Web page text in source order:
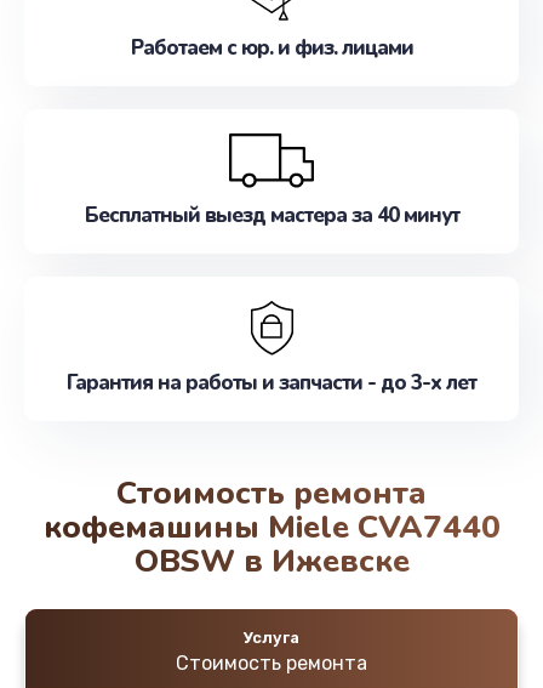
Работаем с юр. и физ. лицами
Бесплатный выезд мастера за 40 минут
Гарантия на работы и запчасти - до 3-х лет
Стоимость ремонта
кофемашины Miele CVA7440
OBSW в Ижевске
Услуга
Стоимость ремонта